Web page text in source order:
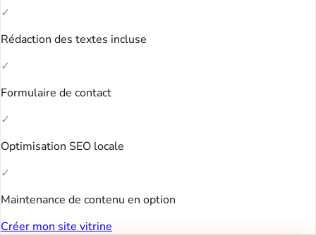
✓
Rédaction des textes incluse
✓
Formulaire de contact
✓
Optimisation SEO locale
✓
Maintenance de contenu en option
Créer mon site vitrine